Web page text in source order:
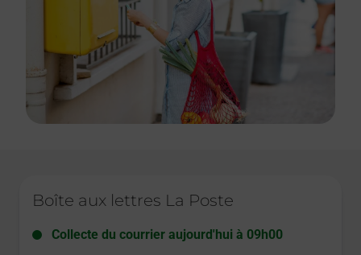
Boîte aux lettres La Poste
Collecte du courrier aujourd'hui à 09h00